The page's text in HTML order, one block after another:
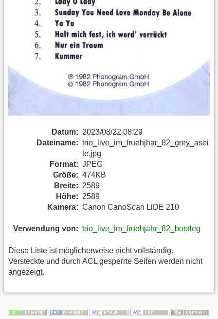
Datum: 2023/08/22 08:29
Dateiname: trio_live_im_fruehjhar_82_grey_asei
te.jpg
Format: JPEG
Größe: 474KB
Breite: 2589
Höhe: 2589
Kamera: Canon CanoScan LiDE 210
Verwendung von: trio_live_im_fruehjahr_82_bootleg
Diese Liste ist möglicherweise nicht vollständig.
Versteckte und durch ACL gesperrte Seiten werden nicht
angezeigt.